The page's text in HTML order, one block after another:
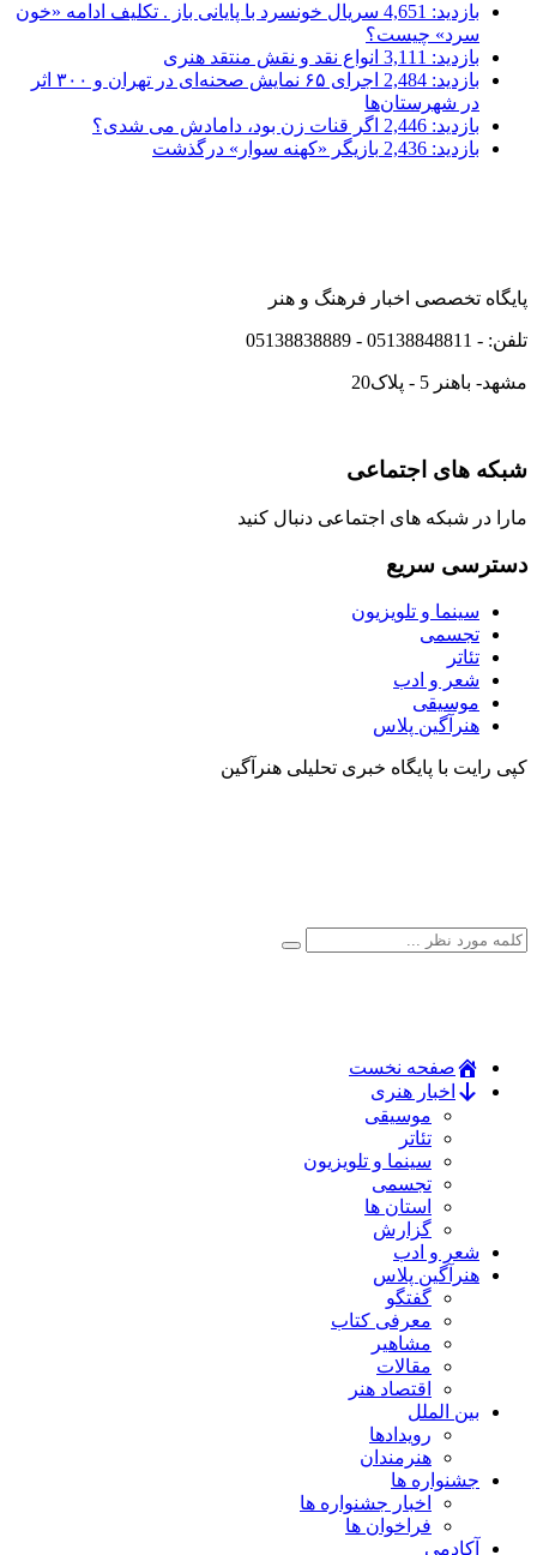
بازدید: 4,651
سریال خونسرد با پایانی باز . تکلیف ادامه «خون
سرد» چیست؟
بازدید: 3,111
انواع نقد و نقش منتقد هنری
بازدید: 2,484
اجرای ۶۵ نمایش صحنه‌ای در تهران و ۳۰۰ اثر
در شهرستان‌ها
بازدید: 2,446
اگر قنات زن بود، دامادش می شدی؟
بازدید: 2,436
بازیگر «کهنه سوار» درگذشت
پایگاه تخصصی اخبار فرهنگ و هنر
تلفن: - 05138848811 - 05138838889
مشهد- باهنر 5 - پلاک20
شبکه های اجتماعی
مارا در شبکه های اجتماعی دنبال کنید
دسترسی سریع
سینما و تلویزیون
تجسمی
تئاتر
شعر و ادب
موسیقی
هنرآگین پلاس
کپی رایت با پایگاه خبری تحلیلی هنرآگین
صفحه نخست
اخبار هنری
موسیقی
تئاتر
سینما و تلویزیون
تجسمی
استان ها
گزارش
شعر و ادب
هنرآگین پلاس
گفتگو
معرفی کتاب
مشاهیر
مقالات
اقتصاد هنر
بین الملل
رویدادها
هنرمندان
جشنواره ها
اخبار جشنواره ها
فراخوان ها
آکادمی